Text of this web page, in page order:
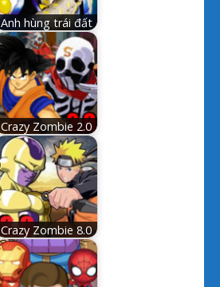
Anh hùng trái đất
Crazy Zombie 2.0
Crazy Zombie 8.0